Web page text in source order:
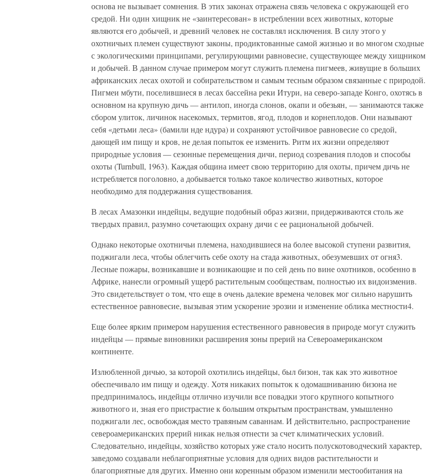
основа не вызывает сомнения. В этих законах отражена связь человека с окружающей его
средой. Ни один хищник не «заинтересован» в истреблении всех животных, которые
являются его добычей, и древний человек не составлял исключения. В силу этого у
охотничьих племен существуют законы, продиктованные самой жизнью и во многом сходные
с экологическими принципами, регулирующими равновесие, существующее между хищником
и добычей. В данном случае примером могут служить племена пигмеев, живущие в больших
африканских лесах охотой и собирательством и самым тесным образом связанные с природой.
Пигмеи мбути, поселившиеся в лесах бассейна реки Итури, на северо-западе Конго, охотясь в
основном на крупную дичь — антилоп, иногда слонов, окапи и обезьян, — занимаются также
сбором улиток, личинок насекомых, термитов, ягод, плодов и корнеплодов. Они называют
себя «детьми леса» (бамили нде ндура) и сохраняют устойчивое равновесие со средой,
дающей им пищу и кров, не делая попыток ее изменить. Ритм их жизни определяют
природные условия — сезонные перемещения дичи, период созревания плодов и способы
охоты (Turnbull, 1963). Каждая община имеет свою территорию для охоты, причем дичь не
истребляется поголовно, а добывается только такое количество животных, которое
необходимо для поддержания существования.
В лесах Амазонки индейцы, ведущие подобный образ жизни, придерживаются столь же
твердых правил, разумно сочетающих охрану дичи с ее рациональной добычей.
Однако некоторые охотничьи племена, находившиеся на более высокой ступени развития,
поджигали леса, чтобы облегчить себе охоту на стада животных, обезумевших от огня3.
Лесные пожары, возникавшие и возникающие и по сей день по вине охотников, особенно в
Африке, нанесли огромный ущерб растительным сообществам, полностью их видоизменив.
Это свидетельствует о том, что еще в очень далекие времена человек мог сильно нарушить
естественное равновесие, вызывая этим ускорение эрозии и изменение облика местности4.
Еще более ярким примером нарушения естественного равновесия в природе могут служить
индейцы — прямые виновники расширения зоны прерий на Североамериканском
континенте.
Излюбленной дичью, за которой охотились индейцы, был бизон, так как это животное
обеспечивало им пищу и одежду. Хотя никаких попыток к одомашниванию бизона не
предпринималось, индейцы отлично изучили все повадки этого крупного копытного
животного и, зная его пристрастие к большим открытым пространствам, умышленно
поджигали лес, освобождая место травяным саваннам. И действительно, распространение
североамериканских прерий никак нельзя отнести за счет климатических условий.
Следовательно, индейцы, хозяйство которых уже стало носить полускотоводческий характер,
заведомо создавали неблагоприятные условия для одних видов растительности и
благоприятные для других. Именно они коренным образом изменили местообитания на